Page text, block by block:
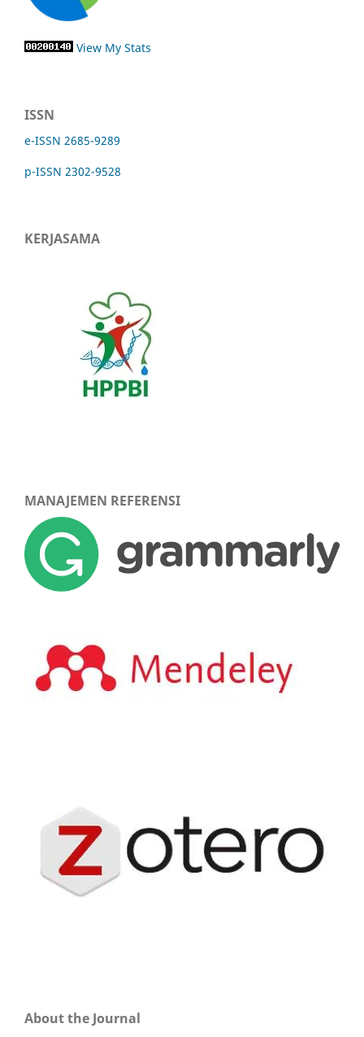
View My Stats
ISSN
e-ISSN 2685-9289
p-ISSN 2302-9528
KERJASAMA
MANAJEMEN REFERENSI
About the Journal